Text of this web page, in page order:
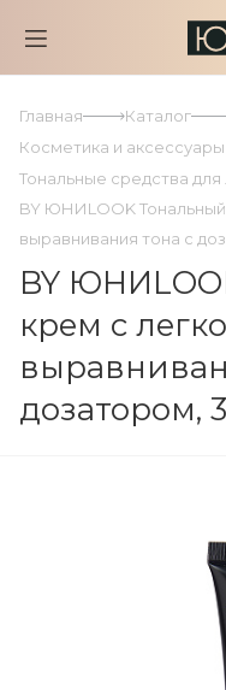
Главная
Каталог
Косметика и
Тональные средства для
BY ЮНИLOOK Тональный
выравнивания тона с
BY
крем с
дозатором,